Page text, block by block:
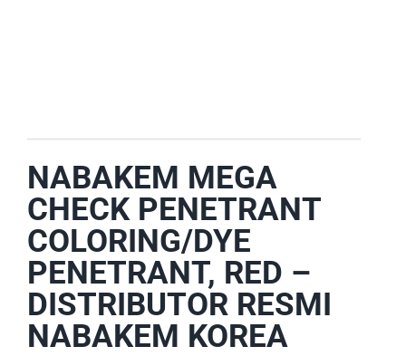
FOR:
NABAKEM MEGA
CHECK PENETRANT
COLORING/DYE
PENETRANT, RED –
DISTRIBUTOR RESMI
NABAKEM KOREA